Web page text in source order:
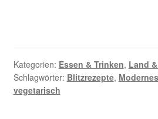
Kategorien: Essen & Trinken, Land
Schlagwörter: Blitzrezepte, Modernes
vegetarisch